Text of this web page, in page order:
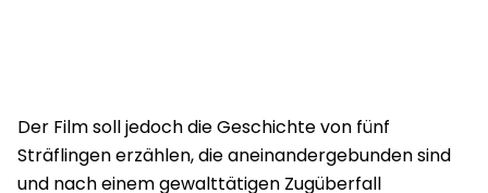
Der Film soll jedoch die Geschichte von fünf
Sträflingen erzählen, die aneinandergebunden sind
und nach einem gewalttätigen Zugüberfall